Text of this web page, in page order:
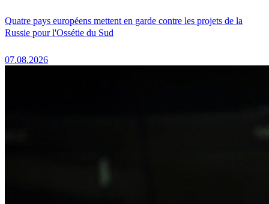
Quatre pays européens mettent en garde contre les projets de la
Russie pour l'Ossétie du Sud
07.08.2026